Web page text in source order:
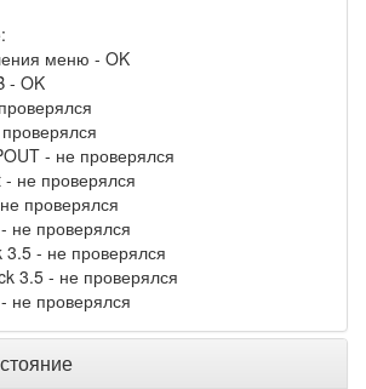
меню - OK
- OK
- не проверялся
не проверялся
проверялся
не проверялся
3.5 - не проверялся
3.5 - не проверялся
не проверялся